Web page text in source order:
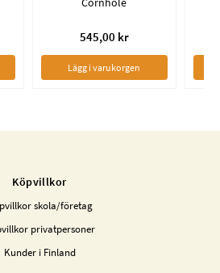
545,00 kr
Lägg i varukorgen
Köpvillkor
skola/företag
privatpersoner
Kunder i Finland